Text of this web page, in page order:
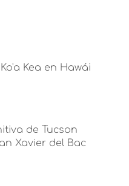
Kea en Hawái
de Tucson
Xavier del Bac